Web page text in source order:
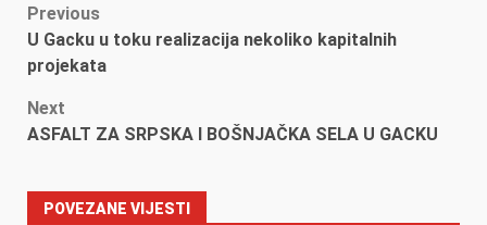
Post
navigation
Previous
U Gacku u toku realizacija nekoliko kapitalnih
projekata
Next
ASFALT ZA SRPSKA I BOŠNJAČKA SELA U GACKU
POVEZANE VIJESTI